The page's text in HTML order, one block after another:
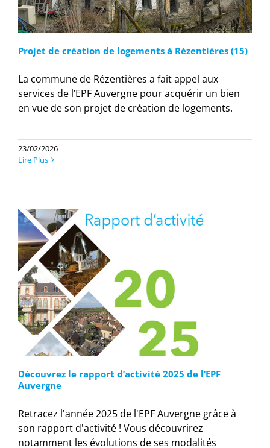
Projet de création de logements à Rézentières (15)
La commune de Rézentières a fait appel aux
services de l’EPF Auvergne pour acquérir un bien
en vue de son projet de création de logements.
23/02/2026
Lire Plus
Découvrez le rapport d’activité 2025 de l’EPF
Auvergne
Retracez l'année 2025 de l'EPF Auvergne grâce à
son rapport d'activité ! Vous découvrirez
notamment les évolutions de ses modalités